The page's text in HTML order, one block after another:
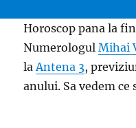
Horoscop pana la
NumerologulMihai
laAntena 3,
anului. Sa vedem ce